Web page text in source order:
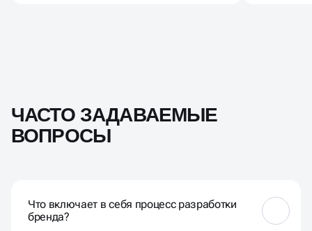
ЧАСТО ЗАДАВАЕМЫЕ
ВОПРОСЫ
Что включает в себя процесс разработки
бренда?